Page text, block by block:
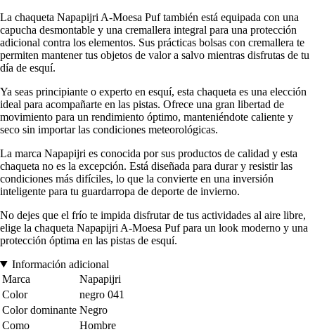
La chaqueta Napapijri A-Moesa Puf también está equipada con una
capucha desmontable y una cremallera integral para una protección
adicional contra los elementos. Sus prácticas bolsas con cremallera te
permiten mantener tus objetos de valor a salvo mientras disfrutas de tu
día de esquí.
Ya seas principiante o experto en esquí, esta chaqueta es una elección
ideal para acompañarte en las pistas. Ofrece una gran libertad de
movimiento para un rendimiento óptimo, manteniéndote caliente y
seco sin importar las condiciones meteorológicas.
La marca Napapijri es conocida por sus productos de calidad y esta
chaqueta no es la excepción. Está diseñada para durar y resistir las
condiciones más difíciles, lo que la convierte en una inversión
inteligente para tu guardarropa de deporte de invierno.
No dejes que el frío te impida disfrutar de tus actividades al aire libre,
elige la chaqueta Napapijri A-Moesa Puf para un look moderno y una
protección óptima en las pistas de esquí.
Información adicional
Marca
Napapijri
Color
negro 041
Color dominante Negro
Como
Hombre